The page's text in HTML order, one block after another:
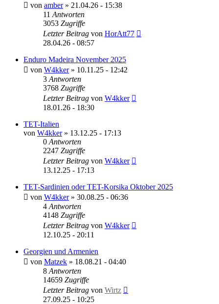
von amber» 21.04.26 - 15:38
11 Antworten
3053 Zugriffe
Letzter Beitrag von HorAtt77
28.04.26 - 08:57
Enduro Madeira November 2025
von W4kker» 10.11.25 - 12:42
3 Antworten
3768 Zugriffe
Letzter Beitrag von W4kker
18.01.26 - 18:30
TET-Italien
von W4kker» 13.12.25 - 17:13
0 Antworten
2247 Zugriffe
Letzter Beitrag von W4kker
13.12.25 - 17:13
TET-Sardinien oder TET-Korsika Oktober 2025
von W4kker» 30.08.25 - 06:36
4 Antworten
4148 Zugriffe
Letzter Beitrag von W4kker
12.10.25 - 20:11
Georgien und Armenien
von Matzek » 18.08.21 - 04:40
8 Antworten
14659 Zugriffe
Letzter Beitrag von Wirtz
27.09.25 - 10:25